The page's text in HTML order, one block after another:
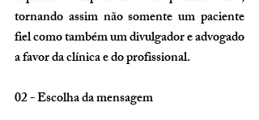
tornando assim não somente um paciente
fiel como também um divulgador e advogado
a favor da clínica e do profissional.
02 - Escolha da mensagem